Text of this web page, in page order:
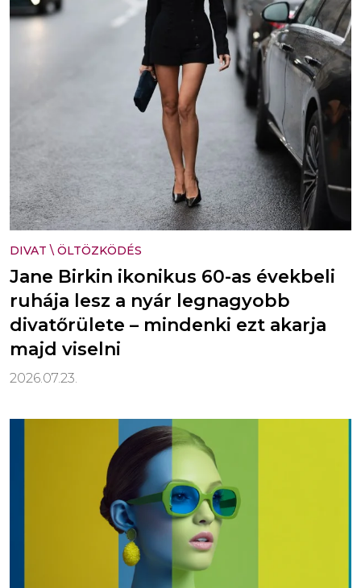
DIVAT \ ÖLTÖZKÖDÉS
Jane Birkin ikonikus 60-as évekbeli
ruhája lesz a nyár legnagyobb
divatőrülete – mindenki ezt akarja
majd viselni
2026.07.23.